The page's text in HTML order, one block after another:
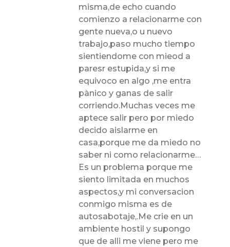
misma,de echo cuando
comienzo a relacionarme con
gente nueva,o u nuevo
trabajo,paso mucho tiempo
sientiendome con mieod a
paresr estupida,y si me
equivoco en algo ,me entra
pànico y ganas de salir
corriendo.Muchas veces me
aptece salir pero por miedo
decido aislarme en
casa,porque me da miedo no
saber ni como relacionarme…
Es un problema porque me
siento limitada en muchos
aspectos,y mi conversacion
conmigo misma es de
autosabotaje,.Me crie en un
ambiente hostil y supongo
que de alli me viene pero me